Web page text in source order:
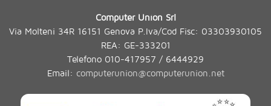
Computer Union Srl
Via Molteni 34R 16151 Genova P.Iva/Cod Fisc: 03303930105
REA: GE-333201
Telefono 010-417957 / 6444929
Email: computerunion@computerunion.net